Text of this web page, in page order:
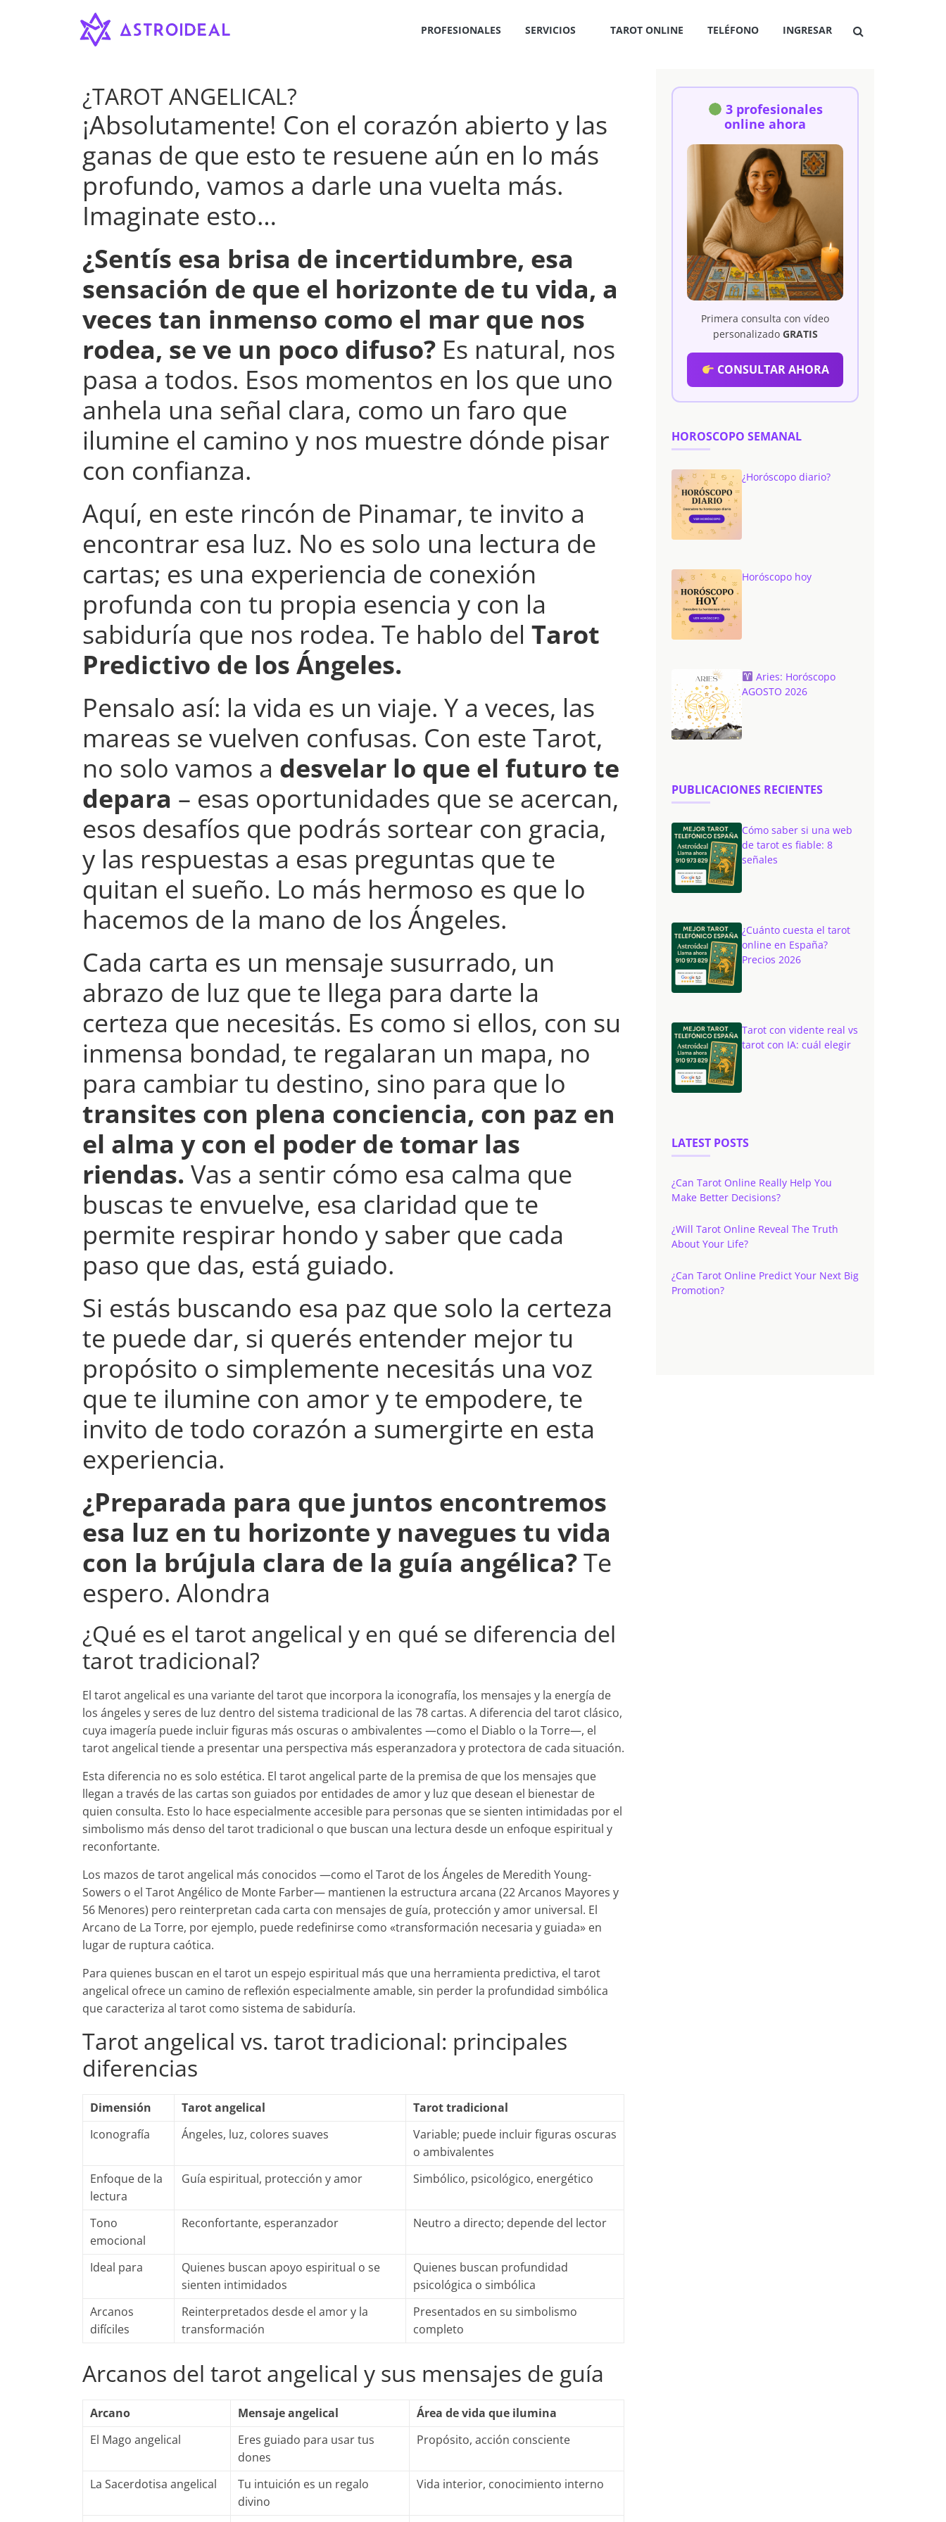
Astroideal
Blog
PROFESIONALES SERVICIOS TAROT ONLINE TELÉFONO INGRESAR
¿TAROT ANGELICAL?
¡Absolutamente! Con el corazón abierto y las
ganas de que esto te resuene aún en lo más
profundo, vamos a darle una vuelta más.
Imaginate esto…
¿Sentís esa brisa de incertidumbre, esa
sensación de que el horizonte de tu vida, a
veces tan inmenso como el mar que nos
rodea, se ve un poco difuso? Es natural, nos
pasa a todos. Esos momentos en los que uno
anhela una señal clara, como un faro que
ilumine el camino y nos muestre dónde pisar
con confianza.
Aquí, en este rincón de Pinamar, te invito a
encontrar esa luz. No es solo una lectura de
cartas; es una experiencia de conexión
profunda con tu propia esencia y con la
sabiduría que nos rodea. Te hablo del Tarot
Predictivo de los Ángeles.
Pensalo así: la vida es un viaje. Y a veces, las
mareas se vuelven confusas. Con este Tarot,
no solo vamos a desvelar lo que el futuro te
depara – esas oportunidades que se acercan,
esos desafíos que podrás sortear con gracia,
y las respuestas a esas preguntas que te
quitan el sueño. Lo más hermoso es que lo
hacemos de la mano de los Ángeles.
Cada carta es un mensaje susurrado, un
abrazo de luz que te llega para darte la
certeza que necesitás. Es como si ellos, con su
inmensa bondad, te regalaran un mapa, no
para cambiar tu destino, sino para que lo
transites con plena conciencia, con paz en
el alma y con el poder de tomar las
riendas. Vas a sentir cómo esa calma que
buscas te envuelve, esa claridad que te
permite respirar hondo y saber que cada
paso que das, está guiado.
Si estás buscando esa paz que solo la certeza
te puede dar, si querés entender mejor tu
propósito o simplemente necesitás una voz
que te ilumine con amor y te empodere, te
invito de todo corazón a sumergirte en esta
experiencia.
¿Preparada para que juntos encontremos
esa luz en tu horizonte y navegues tu vida
con la brújula clara de la guía angélica?Te
espero. Alondra
¿Qué es el tarot angelical y en qué se diferencia del
tarot tradicional?
El tarot angelical es una variante del tarot que incorpora la iconografía, los mensajes y la energía de
los ángeles y seres de luz dentro del sistema tradicional de las 78 cartas. A diferencia del tarot clásico,
cuya imagería puede incluir figuras más oscuras o ambivalentes —como el Diablo o la Torre—, el
tarot angelical tiende a presentar una perspectiva más esperanzadora y protectora de cada situación.
Esta diferencia no es solo estética. El tarot angelical parte de la premisa de que los mensajes que
llegan a través de las cartas son guiados por entidades de amor y luz que desean el bienestar de
quien consulta. Esto lo hace especialmente accesible para personas que se sienten intimidadas por el
simbolismo más denso del tarot tradicional o que buscan una lectura desde un enfoque espiritual y
reconfortante.
Los mazos de tarot angelical más conocidos —como el Tarot de los Ángeles de Meredith Young-
Sowers o el Tarot Angélico de Monte Farber— mantienen la estructura arcana (22 Arcanos Mayores y
56 Menores) pero reinterpretan cada carta con mensajes de guía, protección y amor universal. El
Arcano de La Torre, por ejemplo, puede redefinirse como «transformación necesaria y guiada» en
lugar de ruptura caótica.
Para quienes buscan en el tarot un espejo espiritual más que una herramienta predictiva, el tarot
angelical ofrece un camino de reflexión especialmente amable, sin perder la profundidad simbólica
que caracteriza al tarot como sistema de sabiduría.
Tarot angelical vs. tarot tradicional: principales
diferencias
Dimensión Tarot angelical
Tarot tradicional
Iconografía
Ángeles, luz, colores suaves
Variable; puede incluir figuras oscuras
o ambivalentes
Enfoque de la
lectura
Guía espiritual, protección y amor Simbólico, psicológico, energético
Tono
emocional
Reconfortante, esperanzador Neutro a directo; depende del lector
Ideal para
Quienes buscan apoyo espiritual o se
sienten intimidados
Quienes buscan profundidad
psicológica o simbólica
Arcanos
difíciles
Reinterpretados desde el amor y la
transformación
Presentados en su simbolismo
completo
Arcanos del tarot angelical y sus mensajes de guía
Arcano Mensaje angelical
Área de vida que ilumina
El Mago angelical
Eres guiado para usar tus
dones
Propósito, acción consciente
La Sacerdotisa angelical
Tu intuición es un regalo
divino
Vida interior, conocimiento interno
3 profesionales
online ahora
Primera consulta con vídeo
personalizado GRATIS
CONSULTAR AHORA
HOROSCOPO SEMANAL
¿Horóscopo diario?
Horóscopo hoy
Aries: Horóscopo
AGOSTO 2026
PUBLICACIONES RECIENTES
Cómo saber si una web
de tarot es fiable: 8
señales
¿Cuánto cuesta el tarot
online en España?
Precios 2026
Tarot con vidente real vs
tarot con IA: cuál elegir
LATEST POSTS
¿Can Tarot Online Really Help You
Make Better Decisions?
¿Will Tarot Online Reveal The Truth
About Your Life?
¿Can Tarot Online Predict Your Next Big
Promotion?